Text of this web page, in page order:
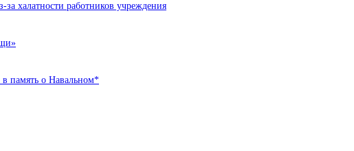
за халатности работников учреждения
в память о Навальном*